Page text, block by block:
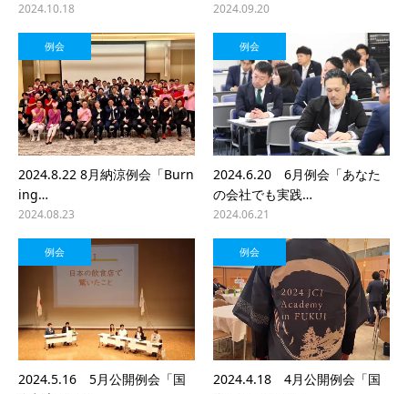
2024.10.18 2024.09.20
例会
2024.8.22 8月納涼例会「Burn
ing…
2024.08.23
例会
2024.6.20 6月例会「あなた
の会社でも実践…
2024.06.21
例会
2024.5.16 5月公開例会「国
例会
2024.4.18 4月公開例会「国